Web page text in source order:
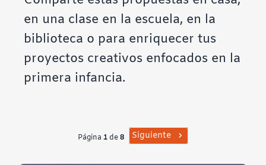
en una clase en la escuela, en la
biblioteca o para enriquecer tus
proyectos creativos enfocados en la
primera infancia.
Página 1 de8 Siguiente
Subrayar enlaces
Fuente legible